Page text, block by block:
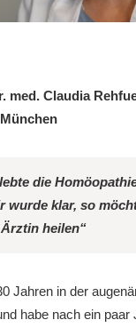
med. Claudia
die
wurde klar, so
heilen“
Jahren in der
habe nach ein paar